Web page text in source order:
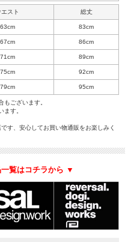
エスト 総丈
63cm 83cm
67cm 86cm
71cm 89cm
75cm 92cm
79cm 95cm
ございます。
ます。
す、安心してお買い物通販をお楽しみく
覧はコチラから ▼